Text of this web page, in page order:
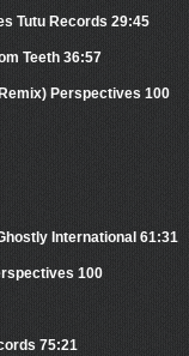
Tutu Records 29:45
Teeth 36:57
Perspectives 100
International 61:31
100
75:21